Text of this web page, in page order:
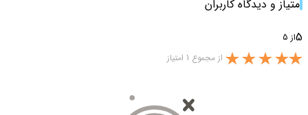
امتیاز و دیدگاه کاربران
5از 5
از مجموع 1 امتیاز